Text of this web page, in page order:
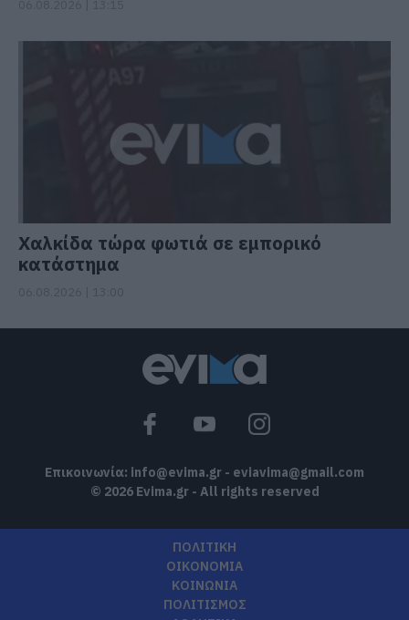
Χαλκίδα τώρα φωτιά σε εμπορικό
κατάστημα
Επικοινωνία: info@evima.gr - eviavima@gmail.com
© 2026 Evima.gr - All rights reserved
ΠΟΛΙΤΙΚΗ
ΟΙΚΟΝΟΜΙΑ
ΚΟΙΝΩΝΙΑ
ΠΟΛΙΤΙΣΜΟΣ